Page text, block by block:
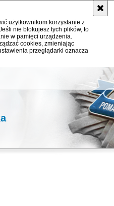
użytkownikom korzystanie z
nie blokujesz tych plików, to
w pamięci urządzenia.
cookies, zmieniając
przeglądarki oznacza